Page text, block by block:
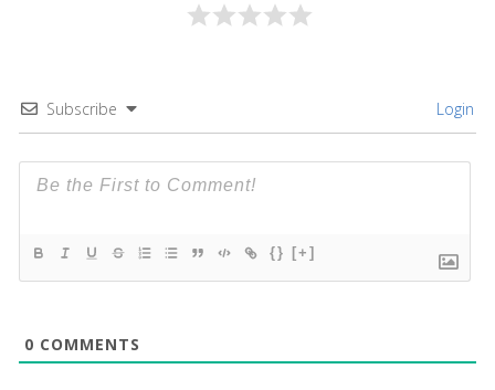
Subscribe Login
{} [+]
0 COMMENTS